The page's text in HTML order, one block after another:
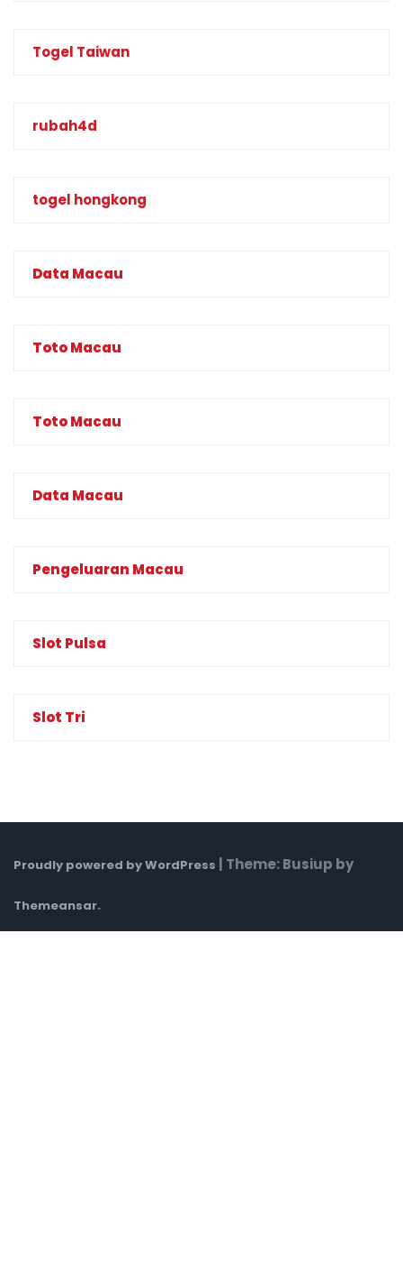
Togel Taiwan
rubah4d
togel hongkong
Data Macau
Toto Macau
Toto Macau
Data Macau
Pengeluaran Macau
Slot Pulsa
Slot Tri
Proudly powered by WordPress Theme: Busiup by
Themeansar.